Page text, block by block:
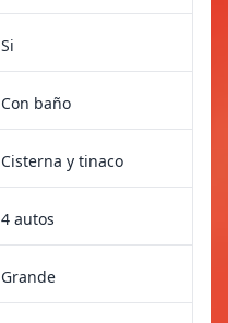
Si
Con baño
Cisterna y tinaco
4 autos
Grande